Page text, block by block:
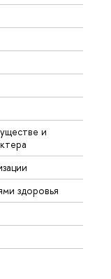
и
здоровья